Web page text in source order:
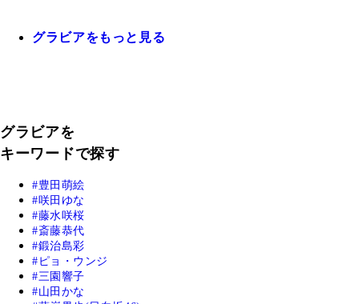
グラビアをもっと見る
グラビアを
キーワードで探す
豊田萌絵
咲田ゆな
藤水咲桜
斎藤恭代
鍛治島彩
ピョ・ウンジ
三園響子
山田かな